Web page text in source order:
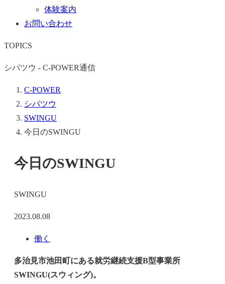
体験案内
お問い合わせ
TOPICS
シパツウ - C-POWER通信
C-POWER
シパツウ
SWINGU
今日のSWINGU
今日のSWINGU
SWINGU
2023.08.08
働く
多治見市池田町にある就労継続支援B型事業所
SWINGU(スウィング)。